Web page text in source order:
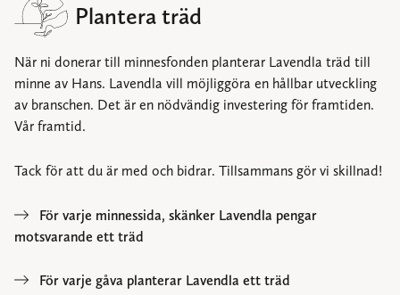
Plantera träd
När ni donerar till minnesfonden planterar Lavendla träd till
minne av Hans. Lavendla vill möjliggöra en hållbar utveckling
av branschen. Det är en nödvändig investering för framtiden.
Vår framtid.
Tack för att du är med och bidrar. Tillsammans gör vi skillnad!
För varje minnessida, skänker Lavendla pengar
motsvarande ett träd
För varje gåva planterar Lavendla ett träd